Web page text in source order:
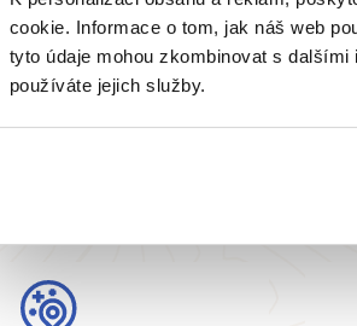
cookie. Informace o tom, jak náš web
tyto údaje mohou zkombinovat s
používáte jejich služby.